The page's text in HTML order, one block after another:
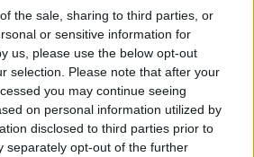
the sale, sharing to third parties, or
or sensitive information for
us, please use the below opt-out
selection. Please note that after your
you may continue seeing
on personal information utilized by
disclosed to third parties prior to
separately opt-out of the further
GAZDASÁG